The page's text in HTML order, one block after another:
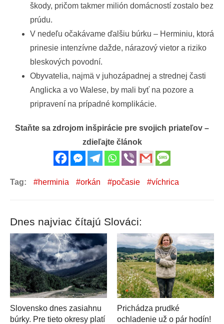
škody, pričom takmer milión domácností zostalo bez
prúdu.
V nedeľu očakávame ďalšiu búrku – Herminiu, ktorá
prinesie intenzívne dažde, nárazový vietor a riziko
bleskových povodní.
Obyvatelia, najmä v juhozápadnej a strednej časti
Anglicka a vo Walese, by mali byť na pozore a
pripravení na prípadné komplikácie.
Staňte sa zdrojom inšpirácie pre svojich priateľov –
zdieľajte článok
Tag: herminia orkán počasie víchrica
Dnes najviac čítajú Slováci:
Slovensko dnes zasiahnu
búrky. Pre tieto okresy platí
Prichádza prudké
ochladenie už o pár hodín!